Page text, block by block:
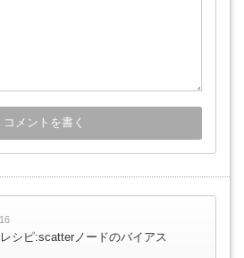
シピ:scatterノードのバイアス